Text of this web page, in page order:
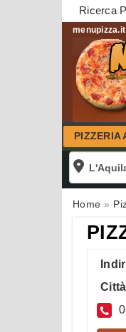
Ricerca
PIZZERIA
Home